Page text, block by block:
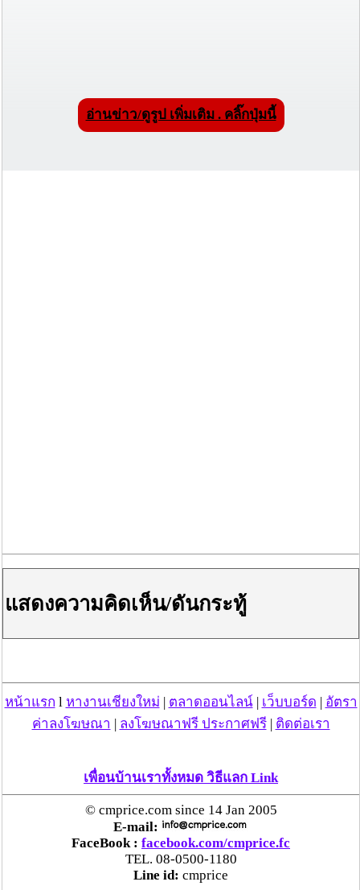
มาตรฐานเสี่ยงอันตราย สั่งห้ามขาย-เตือนภัยผู้
“ลาว” ส่ง “24 คนไทย” กลับประเทศผ่านด่าน
เชียงของ เพื่อดำเนินการตามกฎหมาย พบส่วนใหญ่มี
“ตรีนุช” เปิดตัวระบบ “e-WorkPermit” ลงทะเบียน
แรงงานต่างด้าวออนไลน์ ให้บริการ 24 ชั่วโมงทั่ว
ประเทศ เริ่ม 13 ต.ค. นี้
คพ. เผยผลตรวจคุณภาพน้ำแม่น้ำกก-แม่น้ำสาย-
แม่น้ำรวก-แม่น้ำโขง พื้นที่เชียงใหม่-เชียงราย ครั้งที่
อ่านข่าว/ดูรูป เพิ่มเติม . คลิ๊กปุ่มนี้
แสดงความคิดเห็น/ดันกระทู้
หน้าแรก l หางานเชียงใหม่ | ตลาดออนไลน์| เว็บบอร์ด | อัตรา
ค่าลงโฆษณา | ลงโฆษณาฟรี ประกาศฟรี| ติดต่อเรา
เพื่อนบ้านเราทั้งหมด วิธีแลก Link
© cmprice.com since 14 Jan 2005
E-mail:
FaceBook : facebook.com/cmprice.fc
TEL. 08-0500-1180
Line id: cmprice